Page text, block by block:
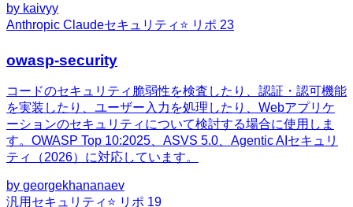
by kaivyy
Anthropic Claudeセキュリティ ⭐ リポ 23
owasp-security
コードのセキュリティ脆弱性を検査したり、認証・認可機能
を実装したり、ユーザー入力を処理したり、Webアプリケ
ーションのセキュリティについて検討する場合に使用しま
す。OWASP Top 10:2025、ASVS 5.0、Agentic AIセキュリ
ティ（2026）に対応しています。
by georgekhananaev
汎用 セキュリティ ⭐ リポ 19